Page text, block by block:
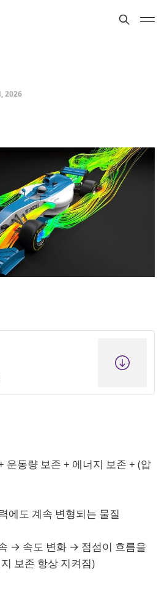
2026
운동량 보존 + 에너지 보존 + (압
에도 계속 변형되는 물질
→ 속도 변화 → 점섬이 흐름을
보존 항상 지켜짐)